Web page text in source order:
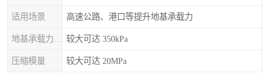
适用场景 高速公路、港口等提升地基承载力
较大可达 350kPa
压缩模量 较大可达 20MPa